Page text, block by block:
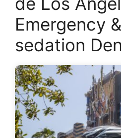
Emergency
sedation